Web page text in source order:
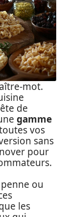
mot.
de
gamme
vos
sans
pour
ou
les